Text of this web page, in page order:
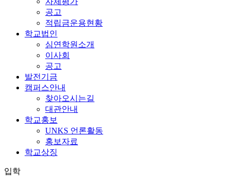
공고
적립금운용현황
학교법인
심연학원소개
이사회
공고
발전기금
캠퍼스안내
찾아오시는길
대관안내
학교홍보
UNKS 언론활동
홍보자료
학교상징
입학